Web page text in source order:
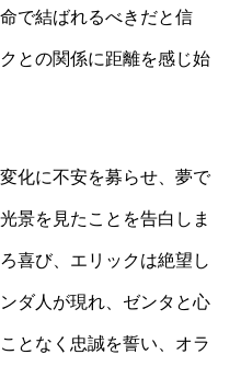
で結ばれるべきだと信
との関係に距離を感じ始
化に不安を募らせ、夢で
景を見たことを告白しま
喜び、エリックは絶望し
ダ人が現れ、ゼンタと心
となく忠誠を誓い、オラ